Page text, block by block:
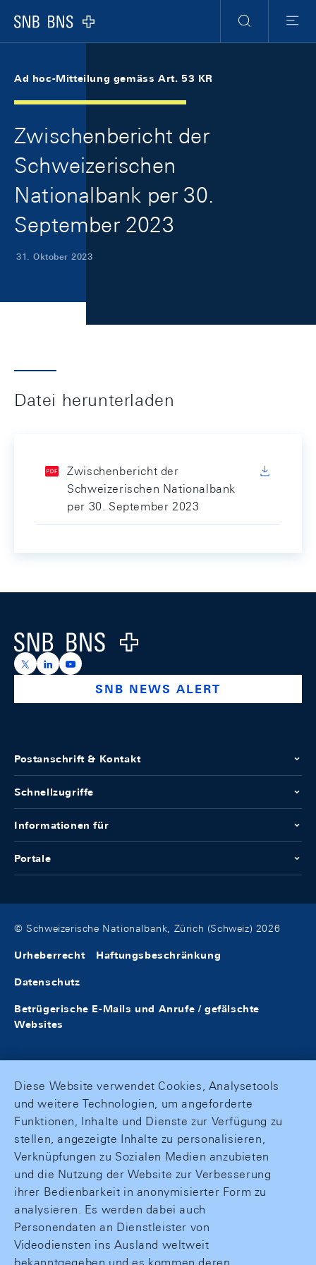
Logo
Suche
Menu
Ad hoc-Mitteilung gemäss Art. 53 KR
Zwischenbericht der
Schweizerischen
Nationalbank per 30.
September 2023
31. Oktober 2023
Datei herunterladen
Zwischenbericht der
Schweizerischen Nationalbank
per 30. September 2023
Logo
https://x.com/snb_bns
https://ch.linkedin.com/company/swiss-national-
https://www.youtube.com/@swissnationalbank
SNB NEWS ALERT
Postanschrift & Kontakt
Schnellzugriffe
Informationen für
Portale
© Schweizerische Nationalbank, Zürich (Schweiz) 2026
Urheberrecht Haftungsbeschränkung
Datenschutz
Betrügerische E-Mails und Anrufe / gefälschte
Websites
Diese Website verwendet Cookies, Analysetools
und weitere Technologien, um angeforderte
Funktionen, Inhalte und Dienste zur Verfügung zu
stellen, angezeigte Inhalte zu personalisieren,
Verknüpfungen zu Sozialen Medien anzubieten
und die Nutzung der Website zur Verbesserung
ihrer Bedienbarkeit in anonymisierter Form zu
analysieren. Es werden dabei auch
Personendaten an Dienstleister von
Videodiensten ins Ausland weltweit